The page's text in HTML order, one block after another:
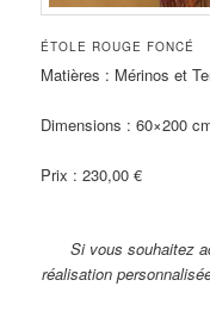
ÉTOLE ROUGE FONCÉ
Matières : Mérinos et
Dimensions : 60×200
Prix : 230,00 €
Si vous souhaitez
réalisation